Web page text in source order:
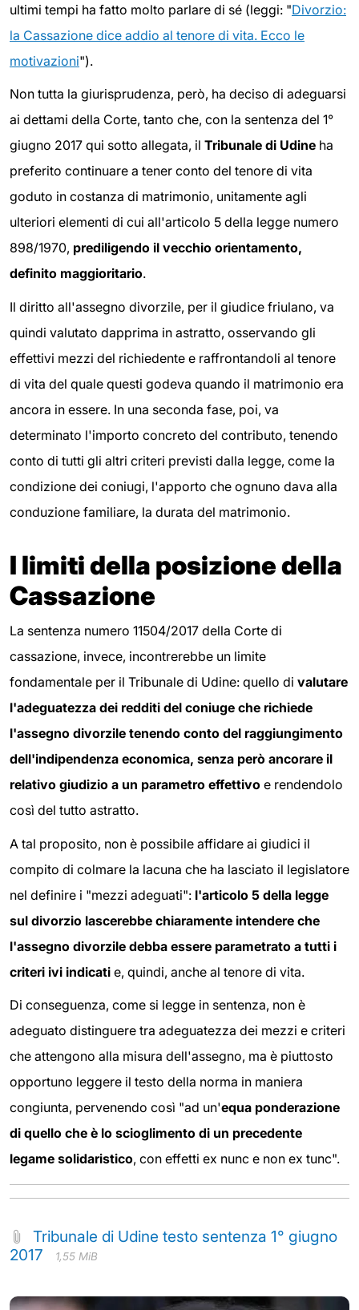
ultimi tempi ha fatto molto parlare di sé (leggi: "Divorzio:
la Cassazione dice addio al tenore di vita. Ecco le
motivazioni").
Non tutta la giurisprudenza, però, ha deciso di adeguarsi
ai dettami della Corte, tanto che, con la sentenza del 1°
giugno 2017 qui sotto allegata, il Tribunale di Udine ha
preferito continuare a tener conto del tenore di vita
goduto in costanza di matrimonio, unitamente agli
ulteriori elementi di cui all'articolo 5 della legge numero
898/1970, prediligendo il vecchio orientamento,
definito maggioritario.
Il diritto all'assegno divorzile, per il giudice friulano, va
quindi valutato dapprima in astratto, osservando gli
effettivi mezzi del richiedente e raffrontandoli al tenore
di vita del quale questi godeva quando il matrimonio era
ancora in essere. In una seconda fase, poi, va
determinato l'importo concreto del contributo, tenendo
conto di tutti gli altri criteri previsti dalla legge, come la
condizione dei coniugi, l'apporto che ognuno dava alla
conduzione familiare, la durata del matrimonio.
I limiti della posizione della
Cassazione
La sentenza numero 11504/2017 della Corte di
cassazione, invece, incontrerebbe un limite
fondamentale per il Tribunale di Udine: quello di valutare
l'adeguatezza dei redditi del coniuge che richiede
l'assegno divorzile tenendo conto del raggiungimento
dell'indipendenza economica, senza però ancorare il
relativo giudizio a un parametro effettivo e rendendolo
così del tutto astratto.
A tal proposito, non è possibile affidare ai giudici il
compito di colmare la lacuna che ha lasciato il legislatore
nel definire i "mezzi adeguati": l'articolo 5 della legge
sul divorzio lascerebbe chiaramente intendere che
l'assegno divorzile debba essere parametrato a tutti i
criteri ivi indicati e, quindi, anche al tenore di vita.
Di conseguenza, come si legge in sentenza, non è
adeguato distinguere tra adeguatezza dei mezzi e criteri
che attengono alla misura dell'assegno, ma è piuttosto
opportuno leggere il testo della norma in maniera
congiunta, pervenendo così "ad un'equa ponderazione
di quello che è lo scioglimento di un precedente
legame solidaristico, con effetti ex nunc e non ex tunc".
Tribunale di Udine testo sentenza 1° giugno
2017
1,55 MiB